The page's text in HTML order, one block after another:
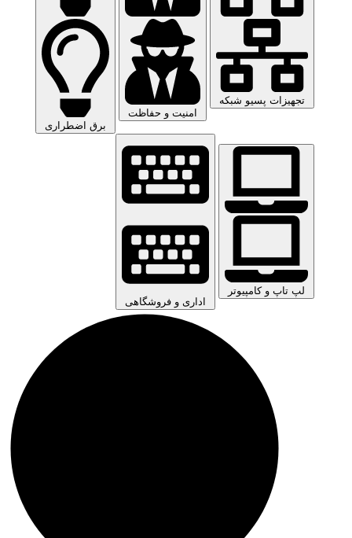
تجهیزات پسیو شبکه
امنیت و حفاظت
برق اضطراری
لپ تاپ و کامپیوتر
اداری و فروشگاهی